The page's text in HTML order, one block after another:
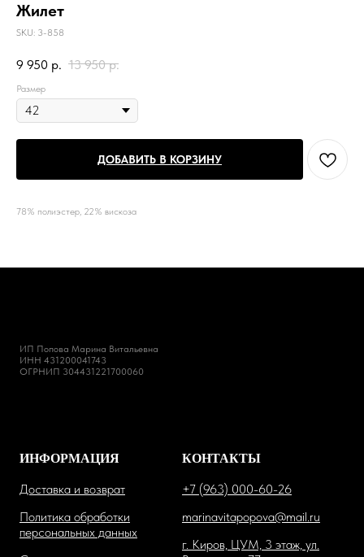
Жилет
SKU: 3-858
9 950 р. 13 950 р.
Размер
ДОБАВИТЬ В КОРЗИНУ
78% полиэстер, 22% вискоза
ИП Попова Марина Витальевна
ИНН 431200041743
ОГРНИП 304431221700060
ИНФОРМАЦИЯ
Доставка и возврат
Политика обработки
персональных данных
КОНТАКТЫ
+7 (963) 000-60-26
marinavitapopova@mail.ru
г. Киров, ЦУМ, 3 этаж, ул.